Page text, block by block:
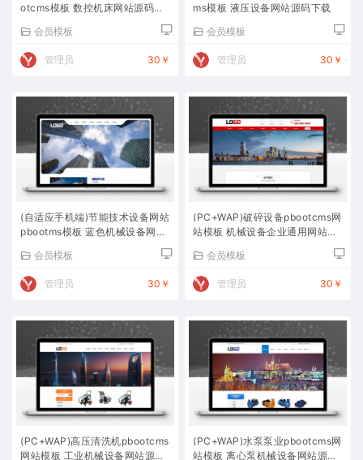
otcms模板 数控机床网站源码下
会员模板
管理员 30￥
ms模板 液压设备网站源码下载
会员模板
管理员 30￥
(自适应手机端)节能技术设备网站
pbootms模板 蓝色机械设备网站
会员模板
管理员 30￥
(PC+WAP)破碎设备pbootcms网
站模板 机械设备企业通用网站源
会员模板
管理员 30￥
(PC+WAP)高压清洗机pbootcms
网站模板 工业机械设备网站源码
(PC+WAP)水泵泵业pbootcms网
站模板 离心泵机械设备网站源码